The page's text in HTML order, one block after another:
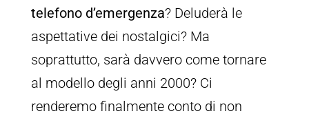
telefono d’emergenza? Deluderà le
aspettative dei nostalgici? Ma
soprattutto, sarà davvero come tornare
al modello degli anni 2000? Ci
renderemo finalmente conto di non